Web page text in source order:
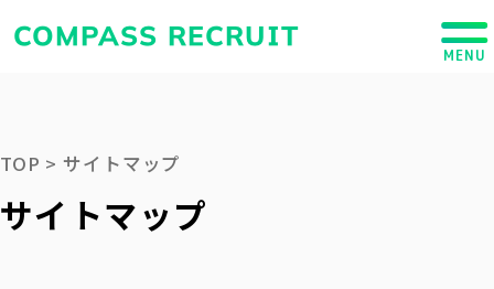
COMPASS RECRUIT
MENU
TOP サイトマップ
サイトマップ